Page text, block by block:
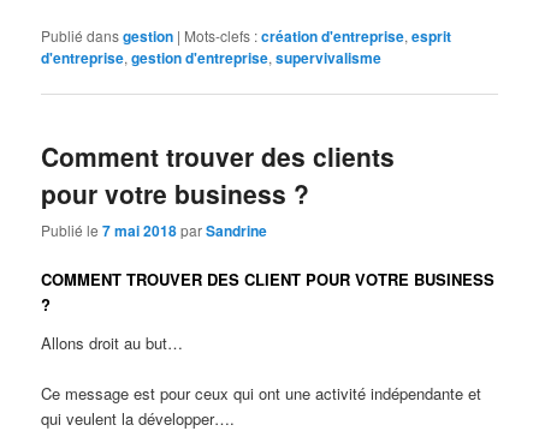
Publié dansgestion | Mots-clefs :création d'entreprise,esprit
d'entreprise,gestion d'entreprise,supervivalisme
Comment trouver des clients
pour votre business ?
Publié le7 mai 2018parSandrine
COMMENT TROUVER DES CLIENT POUR VOTRE BUSINESS
?
Allons droit au but…
Ce message est pour ceux qui ont une activité indépendante et
qui veulent la développer….